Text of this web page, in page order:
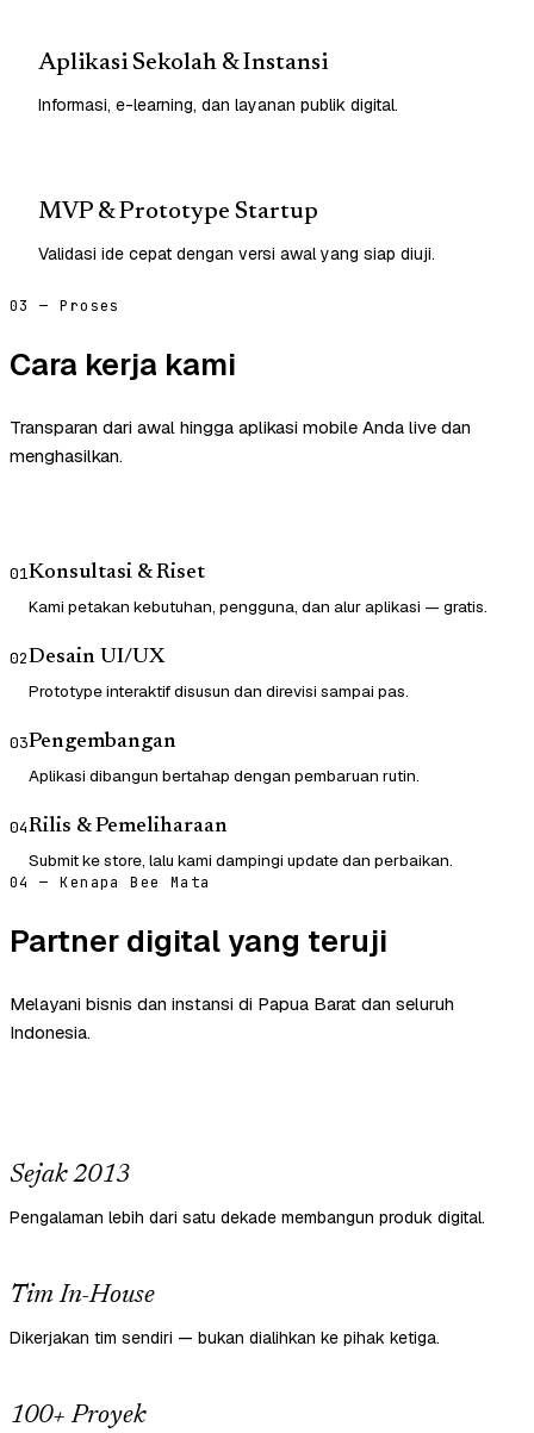
Aplikasi Sekolah & Instansi
Informasi, e-learning, dan layanan publik digital.
MVP & Prototype Startup
Validasi ide cepat dengan versi awal yang siap diuji.
03 — Proses
Cara kerja kami
Transparan dari awal hingga aplikasi mobile Anda live dan
menghasilkan.
01Konsultasi & Riset
Kami petakan kebutuhan, pengguna, dan alur aplikasi — gratis.
02Desain UI/UX
Prototype interaktif disusun dan direvisi sampai pas.
03Pengembangan
Aplikasi dibangun bertahap dengan pembaruan rutin.
04Rilis & Pemeliharaan
Submit ke store, lalu kami dampingi update dan perbaikan.
04 — Kenapa Bee Mata
Partner digital yang teruji
Melayani bisnis dan instansi di Papua Barat dan seluruh
Indonesia.
Sejak 2013
Pengalaman lebih dari satu dekade membangun produk digital.
Tim In-House
Dikerjakan tim sendiri — bukan dialihkan ke pihak ketiga.
100+ Proyek